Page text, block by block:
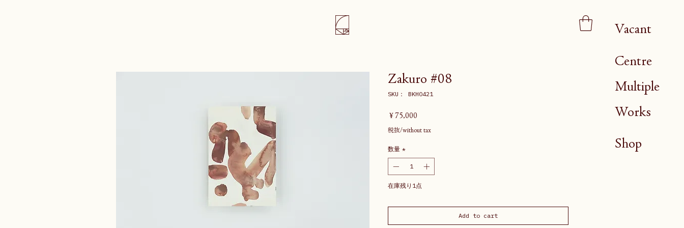
Vacant
Centre
Multiple
Works
Shop
Zakuro #08
SKU： BKH0421
￥75,000
税抜/without tax
数量 *
在庫残り1点
Add to cart